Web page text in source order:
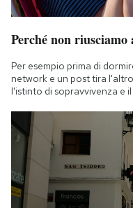
Perché non
Per esempio prima di
network e un post tira
l'istinto di sopravvivenza e